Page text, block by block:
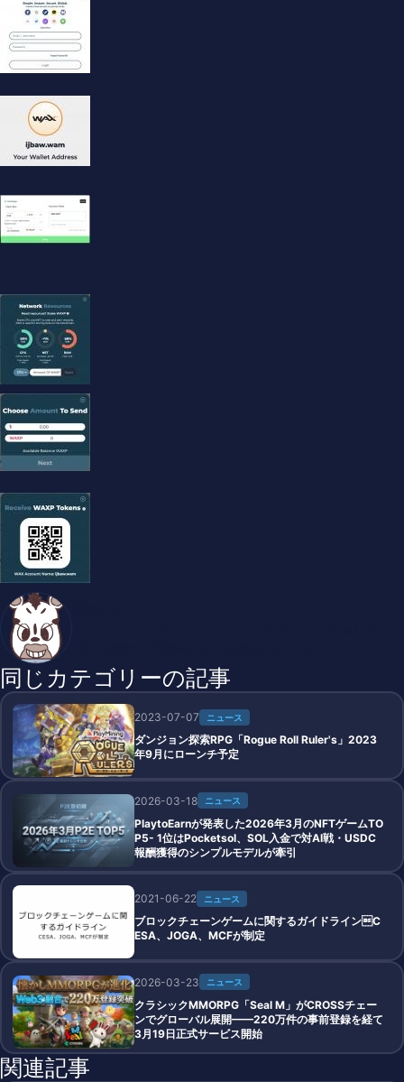
同じカテゴリーの記事
2023-07-07 ニュース
ダンジョン探索RPG「Rogue Roll Ruler's」2023
年9月にローンチ予定
2026-03-18 ニュース
PlaytoEarnが発表した2026年3月のNFTゲームTO
P5- 1位はPocketsol、SOL入金で対AI戦・USDC
報酬獲得のシンプルモデルが牽引
2021-06-22 ニュース
ブロックチェーンゲームに関するガイドラインC
ESA、JOGA、MCFが制定
2026-03-23 ニュース
クラシックMMORPG「Seal M」がCROSSチェー
ンでグローバル展開——220万件の事前登録を経て
3月19日正式サービス開始
関連記事